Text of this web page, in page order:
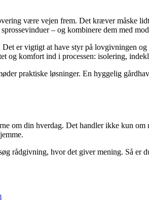
være vejen frem. Det kræver måske
– og kombinere dem med
er vigtigt at have styr på lovgivningen
komfort ind i processen: isolering,
praktiske løsninger. En hyggelig
om din hverdag. Det handler ikke kun
rådgivning, hvor det giver mening. Så er